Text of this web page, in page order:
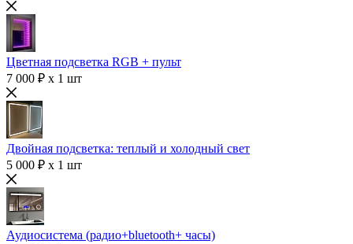
Цветная подсветка RGB + пульт
7 000 ₽ x 1 шт
Двойная подсветка: теплый и холодный свет
5 000 ₽ x 1 шт
Аудиосистема (радио+bluetooth+ часы)